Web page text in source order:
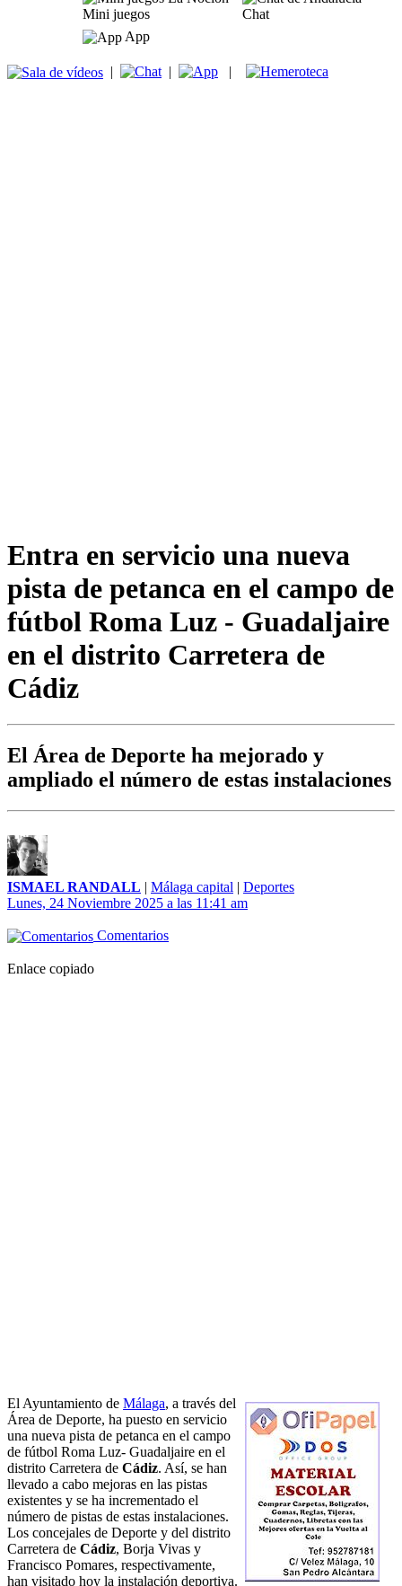
Mini juegos
Chat
App
| | |
Entra en servicio una nueva
pista de petanca en el campo de
fútbol Roma Luz - Guadaljaire
en el distrito Carretera de
Cádiz
El Área de Deporte ha mejorado y
ampliado el número de estas instalaciones
ISMAEL RANDALL | Málaga capital | Deportes
Lunes, 24 Noviembre 2025 a las 11:41 am
Comentarios
Enlace copiado
El Ayuntamiento de Málaga, a través del
Área de Deporte, ha puesto en servicio
una nueva pista de petanca en el campo
de fútbol Roma Luz- Guadaljaire en el
distrito Carretera de Cádiz. Así, se han
llevado a cabo mejoras en las pistas
existentes y se ha incrementado el
número de pistas de estas instalaciones.
Los concejales de Deporte y del distrito
Carretera de Cádiz, Borja Vivas y
Francisco Pomares, respectivamente,
han visitado hoy la instalación deportiva.